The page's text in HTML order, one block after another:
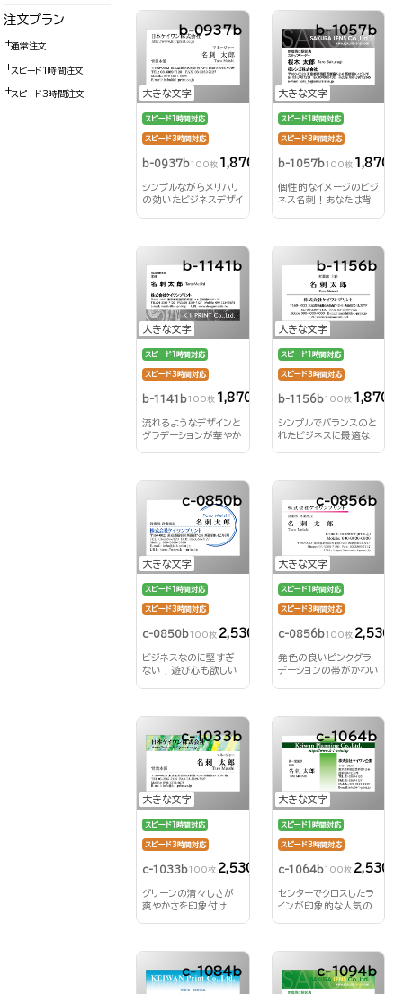
注文プラン
通常注文
スピード1時間注文
スピード3時間注文 大きな文字
b-0937b
スピード1時間対応
スピード3時間対応
b-0937b100枚 1,870円
シンプルながらメリハリ
の効いたビジネスデザイ
大きな文字
b-1057b
スピード1時間対応
スピード3時間対応
b-1057b100枚 1,870円
個性的なイメージのビジ
ネス名刺！あなたは背
大きな文字
b-1141b
スピード1時間対応
スピード3時間対応
b-1141b100枚 1,870円
流れるようなデザインと
グラデーションが華やか
大きな文字
b-1156b
スピード1時間対応
スピード3時間対応
b-1156b100枚 1,870円
シンプルでバランスのと
れたビジネスに最適な
大きな文字
c-0850b
スピード1時間対応
スピード3時間対応
c-0850b100枚 2,530円
ビジネスなのに堅すぎ
ない！遊び心も欲しい
大きな文字
c-0856b
スピード1時間対応
スピード3時間対応
c-0856b100枚 2,530円
発色の良いピンクグラ
デーションの帯がかわい
大きな文字
c-1033b
スピード1時間対応
スピード3時間対応
c-1033b100枚 2,530円
グリーンの清々しさが
爽やかさを印象付け
大きな文字
c-1064b
スピード1時間対応
スピード3時間対応
c-1064b100枚 2,530円
センターでクロスしたラ
インが印象的な人気の
c-1084b c-1094b